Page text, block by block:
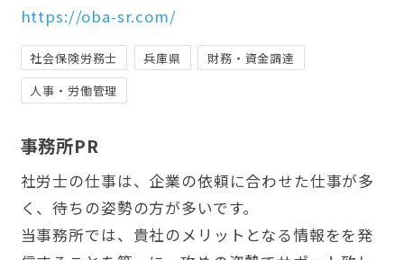
https://oba-sr.com/
社会保険労務士 兵庫県
財務・資金調達
人事・労働管理
事務所PR
社労士の仕事は、企業の依頼に合わせた仕事が多
く、待ちの姿勢の方が多いです。
当事務所では、貴社のメリットとなる情報をを発